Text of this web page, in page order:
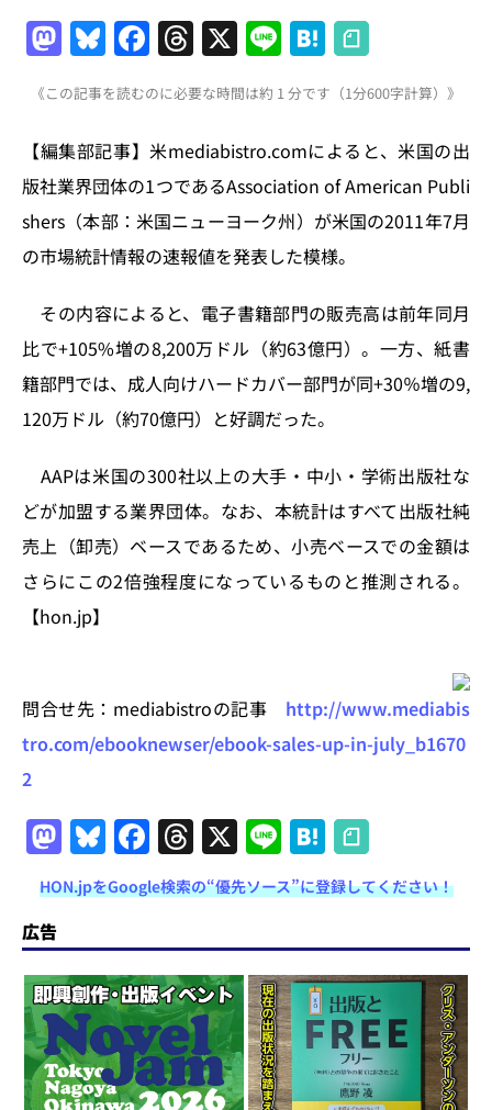
M
a
st
o
d
o
n
Bl
u
e
s
k
y
F
a
c
e
b
o
o
T
h
re
a
d
s
X Li
n
e
H
at
e
n
a
《この記事を読むのに必要な時間は約 1 分です（1分600字計算）》
【編集部記事】米mediabistro.comによると、米国の出
版社業界団体の1つであるAssociation of American Publi
shers（本部：米国ニューヨーク州）が米国の2011年7月
の市場統計情報の速報値を発表した模様。
その内容によると、電子書籍部門の販売高は前年同月
比で+105%増の8,200万ドル（約63億円）。一方、紙書
籍部門では、成人向けハードカバー部門が同+30％増の9,
120万ドル（約70億円）と好調だった。
AAPは米国の300社以上の大手・中小・学術出版社な
どが加盟する業界団体。なお、本統計はすべて出版社純
売上（卸売）ベースであるため、小売ベースでの金額は
さらにこの2倍強程度になっているものと推測される。
【hon.jp】
問合せ先：mediabistroの記事 http://www.mediabis
tro.com/ebooknewser/ebook-sales-up-in-july_b1670
2
M
a
st
o
d
o
n
Bl
u
e
s
k
y
F
a
c
e
b
o
o
k
T
h
re
a
d
s
X Li
n
e
H
at
e
n
a
HON.jpをGoogle検索の“優先ソース”に登録してください！
広告